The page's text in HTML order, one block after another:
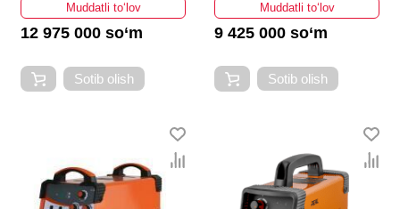
Muddatli to‘lov
12 975 000 so‘m
Sotib olish
Muddatli to‘lov
9 425 000 so‘m
Sotib olish